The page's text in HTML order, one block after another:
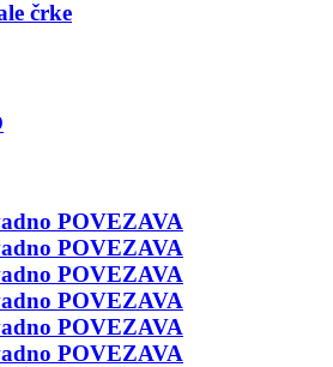
črke
POVEZAVA
POVEZAVA
POVEZAVA
POVEZAVA
POVEZAVA
POVEZAVA